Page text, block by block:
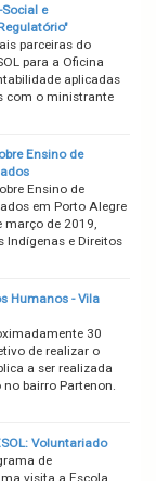
e
parceiras do
para a Oficina
aplicadas
com o ministrante
Ensino de
Ensino de
em Porto Alegre
março de 2019,
Indígenas e Direitos
Humanos - Vila
30
de realizar o
a ser realizada
bairro Partenon.
Voluntariado
de